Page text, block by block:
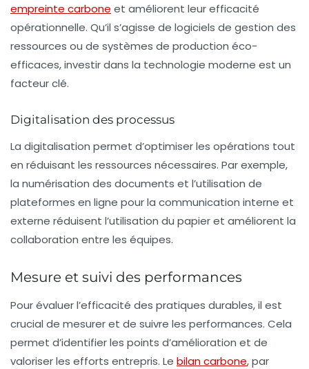
empreinte carbone et améliorent leur efficacité
opérationnelle. Qu’il s’agisse de logiciels de gestion des
ressources ou de systèmes de production éco-
efficaces, investir dans la technologie moderne est un
facteur clé.
Digitalisation des processus
La digitalisation permet d’optimiser les opérations tout
en réduisant les ressources nécessaires. Par exemple,
la numérisation des documents et l’utilisation de
plateformes en ligne pour la communication interne et
externe réduisent l’utilisation du papier et améliorent la
collaboration entre les équipes.
Mesure et suivi des performances
Pour évaluer l’efficacité des pratiques durables, il est
crucial de mesurer et de suivre les performances. Cela
permet d’identifier les points d’amélioration et de
valoriser les efforts entrepris. Le bilan carbone, par